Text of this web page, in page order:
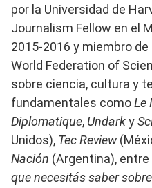
por la Universidad de
Journalism Fellow en el
2015-2016 y miembro
World Federation of
sobre ciencia, cultura y
fundamentales comoLe
Diplomatique, Undarky
Unidos), Tec Review
Nación (Argentina),
que necesitás saber